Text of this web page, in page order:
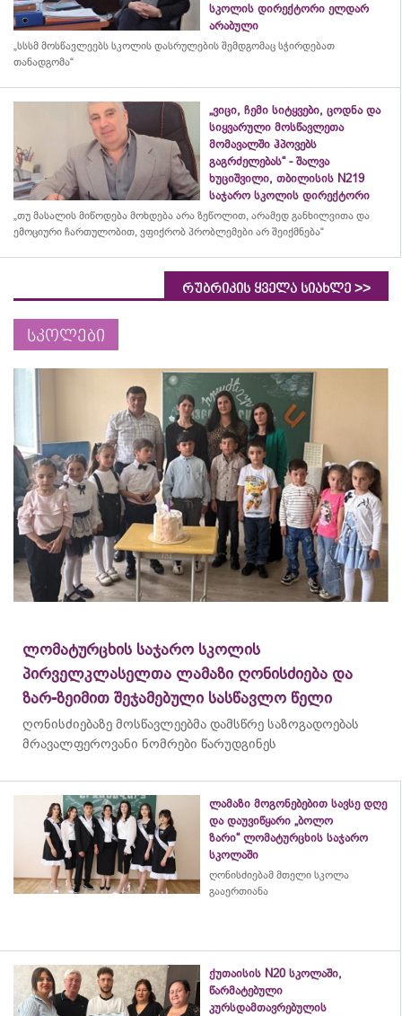
სკოლის დირექტორი ელდარ
არაბული
„სსსმ მოსწავლეებს სკოლის დასრულების შემდგომაც სჭირდებათ
თანადგომა“
„ვიცი, ჩემი სიტყვები, ცოდნა და
სიყვარული მოსწავლეთა
მომავალში ჰპოვებს
გაგრძელებას“ - შალვა
ხუციშვილი, თბილისის N219
საჯარო სკოლის დირექტორი
„თუ მასალის მიწოდება მოხდება არა ზეწოლით, არამედ განხილვითა და
ემოციური ჩართულობით, ვფიქრობ პრობლემები არ შეიქმნება“
რუბრიკის ყველა სიახლე >>
სკოლები
ლომატურცხის საჯარო სკოლის
პირველკლასელთა ლამაზი ღონისძიება და
ზარ-ზეიმით შეჯამებული სასწავლო წელი
ღონისძიებაზე მოსწავლეებმა დამსწრე საზოგადოებას
მრავალფეროვანი ნომრები წარუდგინეს
ლამაზი მოგონებებით სავსე დღე
და დაუვიწყარი „ბოლო
ზარი“ ლომატურცხის საჯარო
სკოლაში
ღონისძიებამ მთელი სკოლა
გააერთიანა
ქუთაისის N20 სკოლაში,
წარმატებული
კურსდამთავრებულის